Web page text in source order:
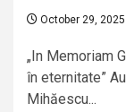
October 29, 2025
„In Memoriam
în eternitate”
Mihăescu...